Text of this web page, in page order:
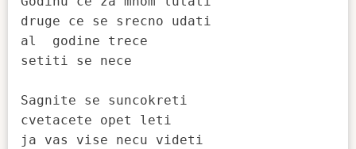
druge ce se srecno udati
al  godine trece
setiti se nece
Sagnite se suncokreti
cvetacete opet leti
ja vas vise necu videti